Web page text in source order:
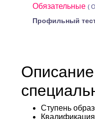
Обязательные (
Профильный
Описание
Ступень
Квалификация